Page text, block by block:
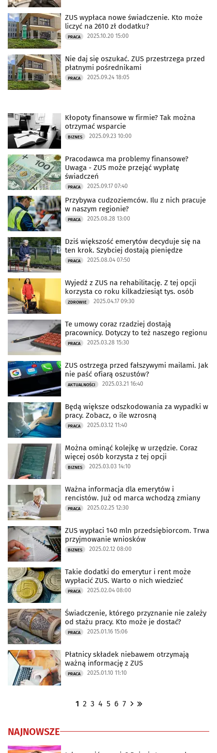
ZUS wypłaca nowe świadczenie. Kto może
liczyć na 2610 zł dodatku?
PRACA 2025.10.20 15:00
Nie daj się oszukać. ZUS przestrzega przed
płatnymi pośrednikami
PRACA 2025.09.24 18:05
Kłopoty finansowe w firmie? Tak można
otrzymać wsparcie
BIZNES 2025.09.23 10:00
Pracodawca ma problemy finansowe?
Uwaga - ZUS może przejąć wypłatę
świadczeń
PRACA 2025.09.17 07:40
Przybywa cudzoziemców. Ilu z nich pracuje
w naszym regionie?
PRACA 2025.08.28 13:00
Dziś większość emerytów decyduje się na
ten krok. Szybciej dostają pieniędze
PRACA 2025.08.04 07:50
Wyjedź z ZUS na rehabilitację. Z tej opcji
korzysta co roku kilkadziesiąt tys. osób
ZDROWIE 2025.04.17 09:30
Te umowy coraz rzadziej dostają
pracownicy. Dotyczy to też naszego regionu
PRACA 2025.03.28 15:30
ZUS ostrzega przed fałszywymi mailami. Jak
nie paść ofiarą oszustów?
AKTUALNOŚCI 2025.03.21 16:40
Będą większe odszkodowania za wypadki w
pracy. Zobacz, o ile wzrosną
PRACA 2025.03.12 11:40
Można ominąć kolejkę w urzędzie. Coraz
więcej osób korzysta z tej opcji
BIZNES 2025.03.03 14:10
Ważna informacja dla emerytów i
rencistów. Już od marca wchodzą zmiany
PRACA 2025.02.25 12:30
ZUS wypłaci 140 mln przedsiębiorcom. Trwa
przyjmowanie wniosków
BIZNES 2025.02.12 08:00
Takie dodatki do emerytur i rent może
wypłacić ZUS. Warto o nich wiedzieć
PRACA 2025.02.04 08:00
Świadczenie, którego przyznanie nie zależy
od stażu pracy. Kto może je dostać?
PRACA 2025.01.16 15:06
Płatnicy składek niebawem otrzymają
ważną informację z ZUS
PRACA 2025.01.10 11:10
1 2 3 4 5 6 7
NAJNOWSZE